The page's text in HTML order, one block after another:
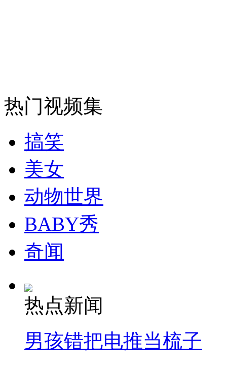
热门视频集
搞笑
美女
动物世界
BABY秀
奇闻
热点新闻
男孩错把电推当梳子